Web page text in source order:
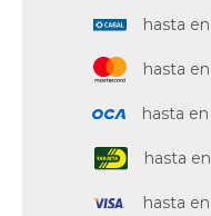
hasta en
hasta en
hasta en
hasta en
hasta en